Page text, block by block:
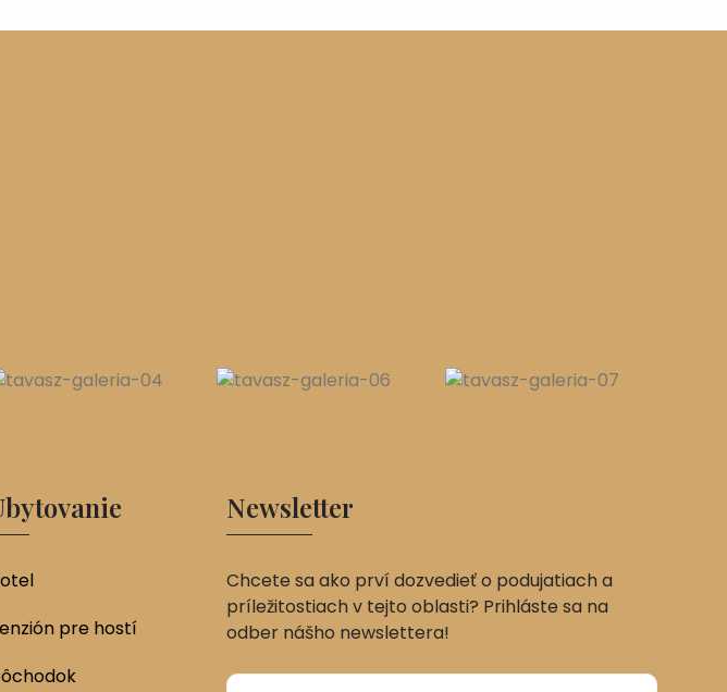
pre hostí
Newsletter
Chcete sa ako prví dozvedieť o podujatiach a
príležitostiach v tejto oblasti? Prihláste sa na
odber nášho newslettera!